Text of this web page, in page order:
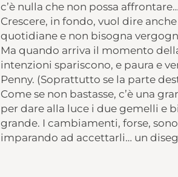
c’è nulla che non possa affrontare…
Crescere, in fondo, vuol dire
quotidiane e non bisogna
Ma quando arriva il momento
intenzioni spariscono, e paura e
Penny. (Soprattutto se la parte
Come se non bastasse, c’è una
per dare alla luce i due gemelli e
grande. I cambiamenti, forse,
imparando ad accettarli… un